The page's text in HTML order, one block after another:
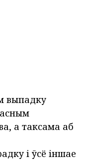
выпадку
а таксама аб
і ўсё іншае